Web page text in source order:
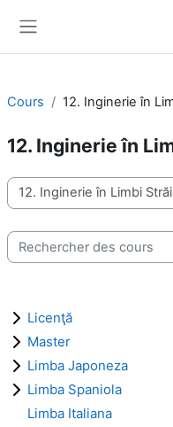
Cours 12. Inginerie în
12. Inginerie în
Catégories de cours
Rechercher des cours
Licenţă
Master
Limba Japoneza
Limba Spaniola
Limba Italiana